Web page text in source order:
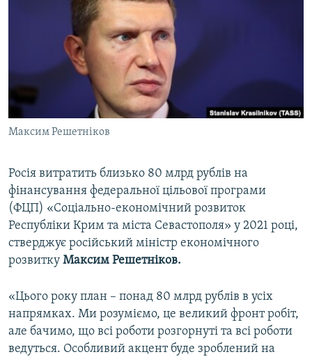
ВІДЕОУРОКИ «ELIFBE»
СВІДЧЕННЯ ОКУПАЦІЇ
УКРАЇНСЬКА ПРОБЛЕМА КРИМУ
ЯК ОБІЙТИ БЛОКУВАННЯ
Qırımtatar
Усі сайти RFE/RL
Максим Решетніков
Росія витратить близько 80 млрд рублів на
фінансування федеральної цільової програми
(ФЦП) «Соціально-економічний розвиток
Республіки Крим та міста Севастополя» у 2021 році,
стверджує російський міністр економічного
розвитку Максим Решетніков.
«Цього року план – понад 80 млрд рублів в усіх
напрямках. Ми розуміємо, це великий фронт робіт,
але бачимо, що всі роботи розгорнуті та всі роботи
ведуться. Особливий акцент буде зроблений на